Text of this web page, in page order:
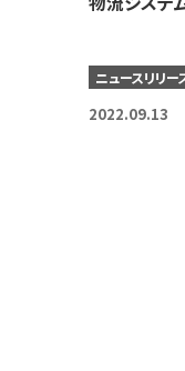
ニュースリリー
2022.09.13